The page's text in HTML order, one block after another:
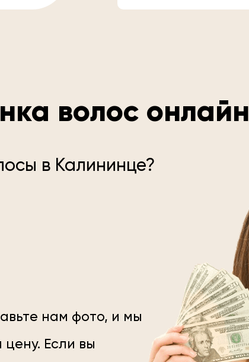
волос онлайн
в Калининце?
нам фото, и мы
Если вы